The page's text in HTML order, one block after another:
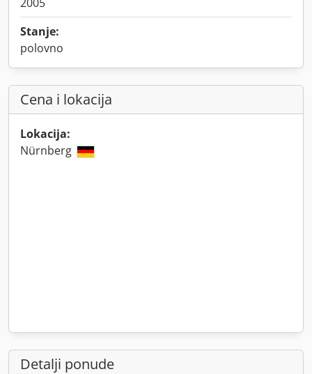
Stanje:
polovno
Cena i lokacija
Lokacija:
Nürnberg
Detalji ponude